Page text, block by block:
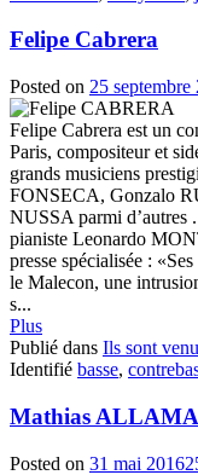
Felipe Cabrera
Posted on 25 septembre
Felipe Cabrera est un
Paris, compositeur et
grands musiciens
FONSECA, Gonzalo
NUSSA parmi d’autres
pianiste Leonardo
presse spécialisée :
le Malecon, une
s...
Plus
Publié dans Ils sont
Identifié basse,
Mathias
Posted on 31 mai 2016